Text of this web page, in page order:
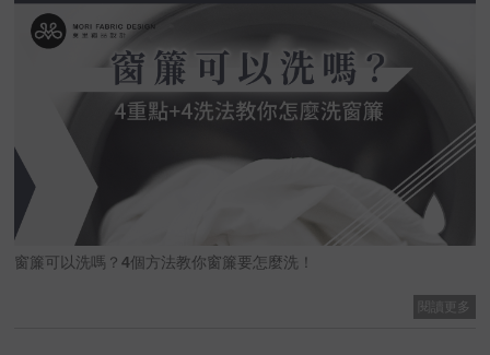
窗簾可以洗嗎？4個方法教你窗簾要怎麼洗！
閱讀更多